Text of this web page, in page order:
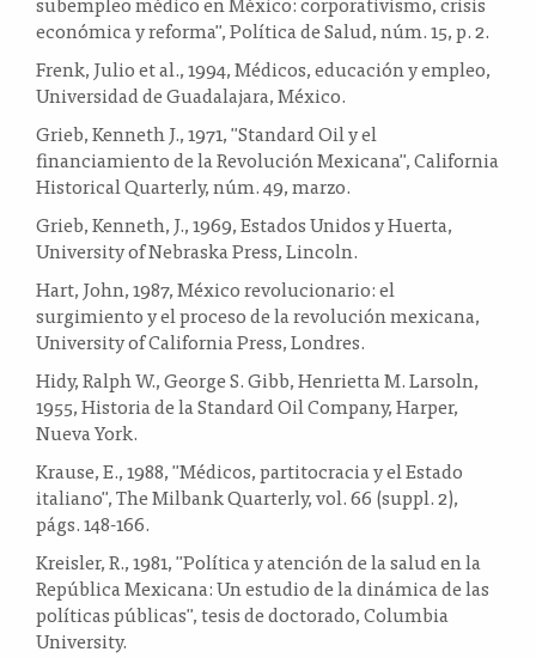
económica y reforma", Política de Salud, núm. 15, p. 2.
Frenk, Julio et al., 1994, Médicos, educación y empleo,
Universidad de Guadalajara, México.
Grieb, Kenneth J., 1971, "Standard Oil y el
financiamiento de la Revolución Mexicana", California
Historical Quarterly, núm. 49, marzo.
Grieb, Kenneth, J., 1969, Estados Unidos y Huerta,
University of Nebraska Press, Lincoln.
Hart, John, 1987, México revolucionario: el
surgimiento y el proceso de la revolución mexicana,
University of California Press, Londres.
Hidy, Ralph W., George S. Gibb, Henrietta M. Larsoln,
1955, Historia de la Standard Oil Company, Harper,
Nueva York.
Krause, E., 1988, "Médicos, partitocracia y el Estado
italiano", The Milbank Quarterly, vol. 66 (suppl. 2),
págs. 148-166.
Kreisler, R., 1981, "Política y atención de la salud en la
República Mexicana: Un estudio de la dinámica de las
políticas públicas", tesis de doctorado, Columbia
University.